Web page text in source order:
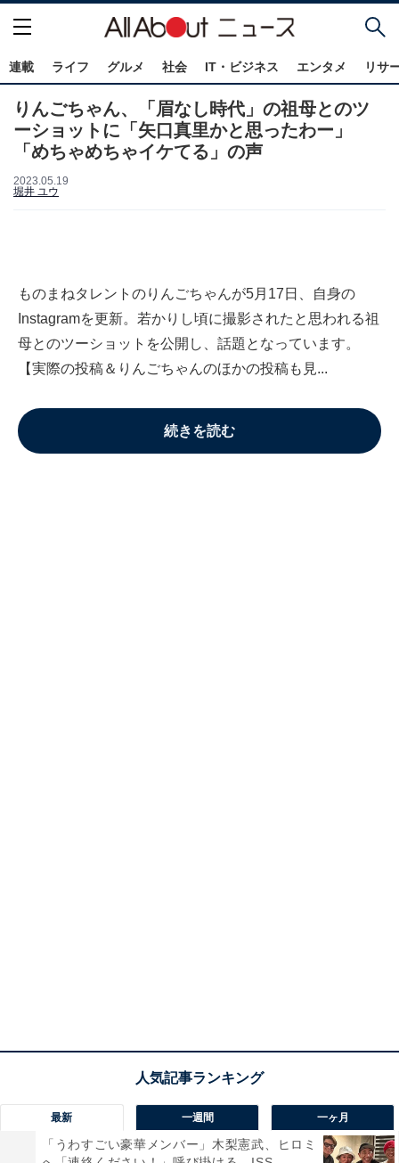
連載 ライフ グルメ 社会 IT・ビジネス エンタメ リサ
りんごちゃん、「眉なし時代」の祖母とのツ
ーショットに「矢口真里かと思ったわー」
「めちゃめちゃイケてる」の声
2023.05.19
堀井 ユウ
ものまねタレントのりんごちゃんが5月17日、自身の
Instagramを更新。若かりし頃に撮影されたと思われる祖
母とのツーショットを公開し、話題となっています。
【実際の投稿＆りんごちゃんのほかの投稿も見...
続きを読む
最新 一週間 一ヶ月
「うわすごい豪華メンバー」木梨憲武、ヒロミ